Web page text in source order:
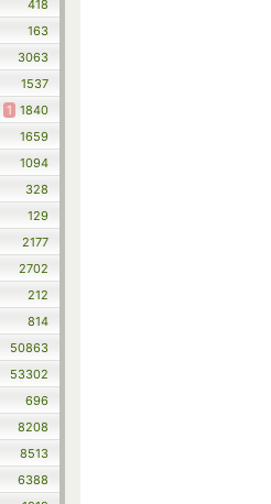
418
163
3063
1537
1 1840
1659
1094
328
129
2177
2702
212
814
50863
53302
696
8208
8513
6388